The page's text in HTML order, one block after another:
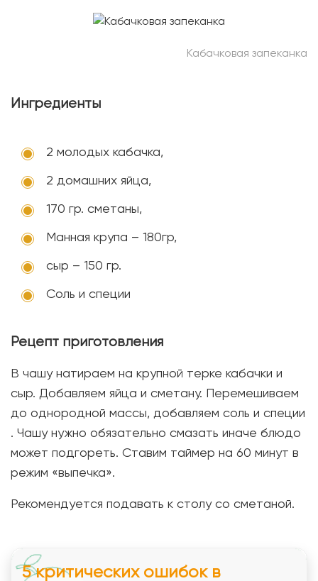
Кабачковая запеканка
Ингредиенты
2 молодых кабачка,
2 домашних яйца,
170 гр. сметаны,
Манная крупа – 180гр,
сыр – 150 гр.
Соль и специи
Рецепт приготовления
В чашу натираем на крупной терке кабачки и
сыр. Добавляем яйца и сметану. Перемешиваем
до однородной массы, добавляем соль и специи
. Чашу нужно обязательно смазать иначе блюдо
может подгореть. Ставим таймер на 60 минут в
режим «выпечка».
Рекомендуется подавать к столу со сметаной.
5 критических ошибок в